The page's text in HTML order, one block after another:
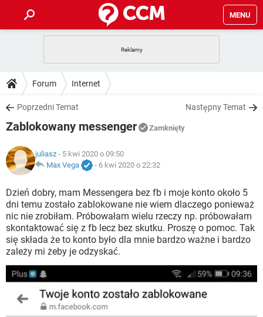
MENU
GRY
SPOTIFY
INSTAGRAM FACEBOOK
WINDOWS 10
PORADY
PlayStation
INSTAGRAM
WINDOWS 10
DO POBRANIA
ANDROID TIKTOK
GRY
IOS NETFLIX
INSTAGRAM FACEBOOK
WINDOWS 10
COVID-19
GRY
SPOTIFY NETFLIX
INSTAGRAM FACEBOOK
WINDOWS 10
ARTYKUŁY
COVID-19 TIKTOK
GRY WHATSAPP
SPOTIFY NETFLIX
INSTAGRAM
WINDOWS 10
Forum Internet
Poprzedni Temat Następny Temat
Zablokowany messenger Zamknięty
juliasz - 5 kwi 2020 o 09:50
Max Vega
- 6 kwi 2020 o 22:32
Dzień dobry, mam Messengera bez fb i moje konto około 5
dni temu zostało zablokowane nie wiem dlaczego ponieważ
nic nie zrobiłam. Próbowałam wielu rzeczy np. próbowałam
skontaktować się z fb lecz bez skutku. Proszę o pomoc. Tak
się składa że to konto było dla mnie bardzo ważne i bardzo
zależy mi żeby je odzyskać.